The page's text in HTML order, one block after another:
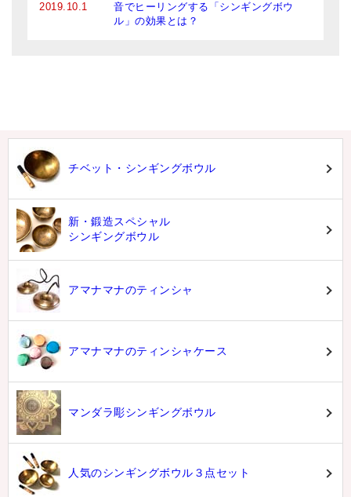
2019.10.1
音でヒーリングする「シンギングボウ
ル」の効果とは？
チベット・シンギングボウル
新・鍛造スペシャル
シンギングボウル
アマナマナのティンシャ
アマナマナのティンシャケース
マンダラ彫シンギングボウル
人気のシンギングボウル３点セット